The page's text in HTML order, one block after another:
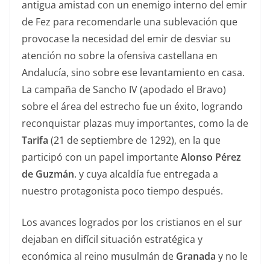
antigua amistad con un enemigo interno del emir
de Fez para recomendarle una sublevación que
provocase la necesidad del emir de desviar su
atención no sobre la ofensiva castellana en
Andalucía, sino sobre ese levantamiento en casa.
La campaña de Sancho IV (apodado el Bravo)
sobre el área del estrecho fue un éxito, logrando
reconquistar plazas muy importantes, como la de
Tarifa (21 de septiembre de 1292), en la que
participó con un papel importanteAlonso Pérez
de Guzmán. y cuya alcaldía fue entregada a
nuestro protagonista poco tiempo después.
Los avances logrados por los cristianos en el sur
dejaban en difícil situación estratégica y
económica al reino musulmán de Granada y no le